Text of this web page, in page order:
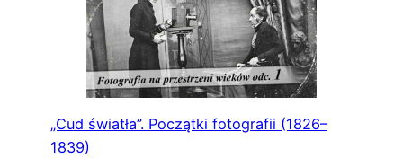
„Cud światła”. Początki fotografii (1826–
1839)